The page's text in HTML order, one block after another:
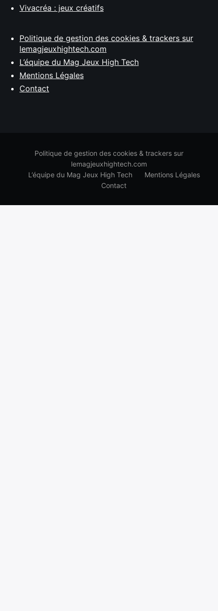
Vivacréa : jeux créatifs
Politique de gestion des cookies & trackers sur
lemagjeuxhightech.com
L’équipe du Mag Jeux High Tech
Mentions Légales
Contact
Politique de gestion des cookies & trackers sur
lemagjeuxhightech.com
L’équipe du Mag Jeux High Tech
Mentions Légales
Contact